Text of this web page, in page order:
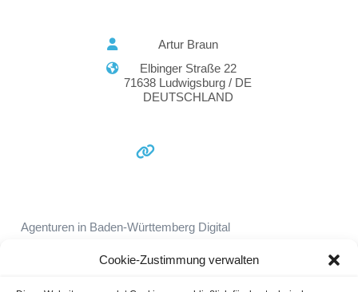
Cookie-Zustimmung verwalten
Artur Braun
Elbinger Straße 22
71638 Ludwigsburg / DE
DEUTSCHLAND
Agenturen in Baden-Württemberg Digital
Online-Marketing SEO Agenturen